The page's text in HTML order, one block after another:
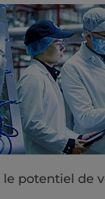
le potentiel de